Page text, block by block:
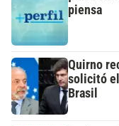
piensa
Quirno
solicitó
Brasil